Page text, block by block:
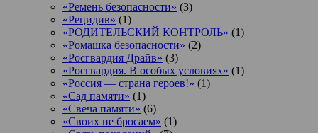
«Ремень безопасности» (3)
«Рецидив» (1)
«РОДИТЕЛЬСКИЙ КОНТРОЛЬ» (1)
«Ромашка безопасности» (2)
«Росгвардия Драйв» (3)
«Росгвардия. В особых условиях» (1)
«Россия — страна героев!» (1)
«Сад памяти» (1)
«Свеча памяти» (6)
«Своих не бросаем» (1)